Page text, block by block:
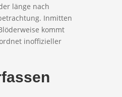
länge nach
Inmitten
kommt
inoffizieller